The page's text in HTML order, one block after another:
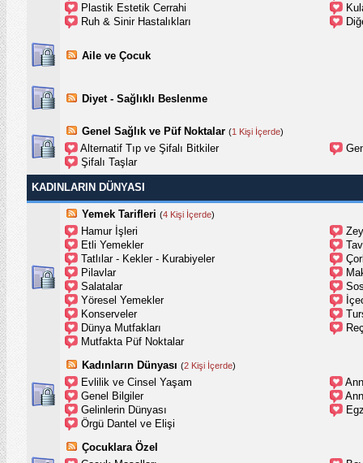
Plastik Estetik Cerrahi
Ruh & Sinir Hastalıkları
Aile ve Çocuk
Diyet - Sağlıklı Beslenme
Genel Sağlık ve Püf Noktalar (1 Kişi İçerde)
Alternatif Tıp ve Şifalı Bitkiler
Şifalı Taşlar
KADINLARIN DÜNYASI
Yemek Tarifleri (4 Kişi İçerde)
Hamur İşleri
Etli Yemekler
Tatlılar - Kekler - Kurabiyeler
Pilavlar
Salatalar
Yöresel Yemekler
Konserveler
Dünya Mutfakları
Mutfakta Püf Noktalar
Kadınların Dünyası (2 Kişi İçerde)
Evlilik ve Cinsel Yaşam
Genel Bilgiler
Gelinlerin Dünyası
Örgü Dantel ve Elişi
Çocuklara Özel